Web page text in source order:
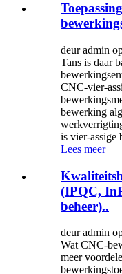
deur admin
Tans is daar
CNC-vier-
bewerking
is vier-assige
Lees meer
(IPQC,
beheer)..
deur admin
Wat CNC-
meer